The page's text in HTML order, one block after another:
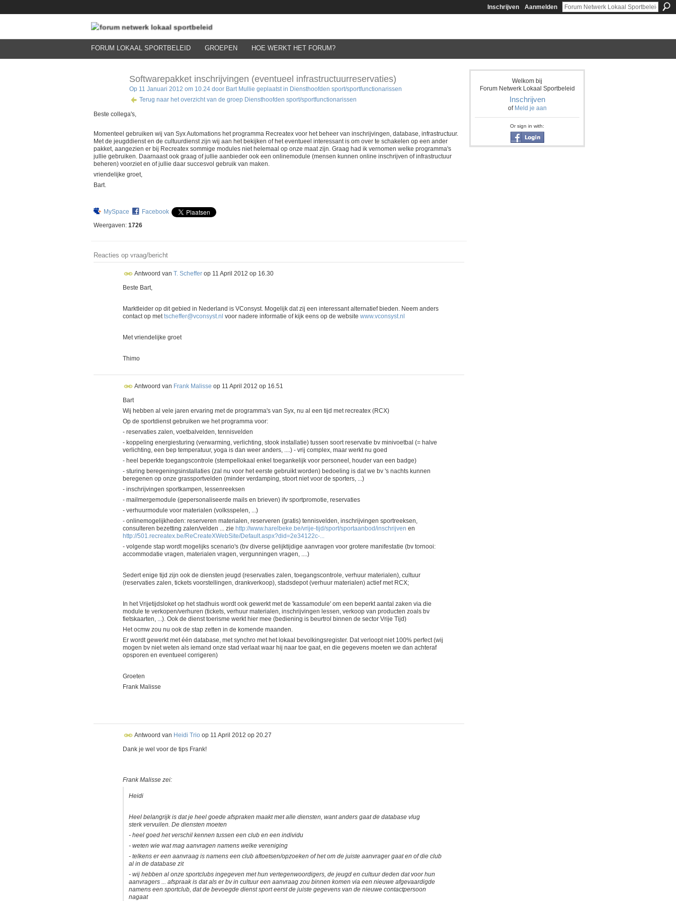
Inschrijven Aanmelden
FORUM LOKAAL SPORTBELEID GROEPEN HOE WERKT HET FORUM?
Softwarepakket inschrijvingen (eventueel infrastructuurreservaties)
Op 11 Januari 2012 om 10.24 door Bart Mullie geplaatst in Diensthoofden sport/sportfunctionarissen
Terug naar het overzicht van de groep Diensthoofden sport/sportfunctionarissen
Beste collega's,
Momenteel gebruiken wij van Syx Automations het programma Recreatex voor het beheer van inschrijvingen, database, infrastructuur.
Met de jeugddienst en de cultuurdienst zijn wij aan het bekijken of het eventueel interessant is om over te schakelen op een ander
pakket, aangezien er bij Recreatex sommige modules niet helemaal op onze maat zijn. Graag had ik vernomen welke programma's
jullie gebruiken. Daarnaast ook graag of jullie aanbieder ook een onlinemodule (mensen kunnen online inschrijven of infrastructuur
beheren) voorziet en of jullie daar succesvol gebruik van maken.
vriendelijke groet,
Bart.
MySpace
Facebook
Weergaven: 1726
Reacties op vraag/bericht
Antwoord van T. Scheffer op 11 April 2012 op 16.30
Beste Bart,
Marktleider op dit gebied in Nederland is VConsyst. Mogelijk dat zij een interessant alternatief bieden. Neem anders
contact op mettscheffer@vconsyst.nl voor nadere informatie of kijk eens op de website www.vconsyst.nl
Met vriendelijke groet
Thimo
Antwoord van Frank Malisse op 11 April 2012 op 16.51
Bart
Wij hebben al vele jaren ervaring met de programma's van Syx, nu al een tijd met recreatex (RCX)
Op de sportdienst gebruiken we het programma voor:
- reservaties zalen, voetbalvelden, tennisvelden
- koppeling energiesturing (verwarming, verlichting, stook installatie) tussen soort reservatie bv minivoetbal (= halve
verlichting, een bep temperatuur, yoga is dan weer anders, ....) - vrij complex, maar werkt nu goed
- heel beperkte toegangscontrole (stempellokaal enkel toegankelijk voor personeel, houder van een badge)
- sturing beregeningsinstallaties (zal nu voor het eerste gebruikt worden) bedoeling is dat we bv 's nachts kunnen
beregenen op onze grassportvelden (minder verdamping, stoort niet voor de sporters, ...)
- inschrijvingen sportkampen, lessenreeksen
- mailmergemodule (gepersonaliseerde mails en brieven) ifv sportpromotie, reservaties
- verhuurmodule voor materialen (volksspelen, ...)
- onlinemogelijkheden: reserveren materialen, reserveren (gratis) tennisvelden, inschrijvingen sportreeksen,
consulteren bezetting zalen/velden ... zie http://www.harelbeke.be/vrije-tijd/sport/sportaanbod/inschrijven en
http://501.recreatex.be/ReCreateXWebSite/Default.aspx?did=2e34122c-...
- volgende stap wordt mogelijks scenario's (bv diverse gelijktijdige aanvragen voor grotere manifestatie (bv tornooi:
accommodatie vragen, materialen vragen, vergunningen vragen, ....)
Sedert enige tijd zijn ook de diensten jeugd (reservaties zalen, toegangscontrole, verhuur materialen), cultuur
(reservaties zalen, tickets voorstellingen, drankverkoop), stadsdepot (verhuur materialen) actief met RCX;
In het Vrijetijdsloket op het stadhuis wordt ook gewerkt met de 'kassamodule' om een beperkt aantal zaken via die
module te verkopen/verhuren (tickets, verhuur materialen, inschrijvingen lessen, verkoop van producten zoals bv
fietskaarten, ...). Ook de dienst toerisme werkt hier mee (bediening is beurtrol binnen de sector Vrije Tijd)
Het ocmw zou nu ook de stap zetten in de komende maanden.
Er wordt gewerkt met één database, met synchro met het lokaal bevolkingsregister. Dat verloopt niet 100% perfect (wij
mogen bv niet weten als iemand onze stad verlaat waar hij naar toe gaat, en die gegevens moeten we dan achteraf
opsporen en eventueel corrigeren)
Groeten
Frank Malisse
Antwoord van Heidi Trio op 11 April 2012 op 20.27
Dank je wel voor de tips Frank!
Frank Malisse zei:
Heidi
Heel belangrijk is dat je heel goede afspraken maakt met alle diensten, want anders gaat de database vlug
sterk vervuilen. De diensten moeten
- heel goed het verschil kennen tussen een club en een individu
- weten wie wat mag aanvragen namens welke vereniging
- telkens er een aanvraag is namens een club aftoetsen/opzoeken of het om de juiste aanvrager gaat en of die club
al in de database zit
- wij hebben al onze sportclubs ingegeven met hun vertegenwoordigers, de jeugd en cultuur deden dat voor hun
aanvragers ... afspraak is dat als er bv in cultuur een aanvraag zou binnen komen via een nieuwe afgevaardigde
namens een sportclub, dat de bevoegde dienst sport eerst de juiste gegevens van de nieuwe contactpersoon
nagaat
Welkom bij
Forum Netwerk Lokaal Sportbeleid
Inschrijven
of Meld je aan
Or sign in with: